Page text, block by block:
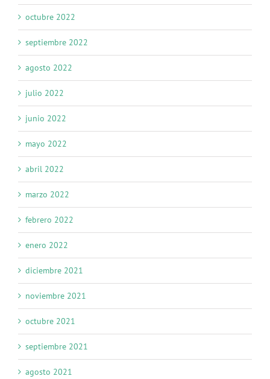
octubre 2022
septiembre 2022
agosto 2022
julio 2022
junio 2022
mayo 2022
abril 2022
marzo 2022
febrero 2022
enero 2022
diciembre 2021
noviembre 2021
octubre 2021
septiembre 2021
agosto 2021